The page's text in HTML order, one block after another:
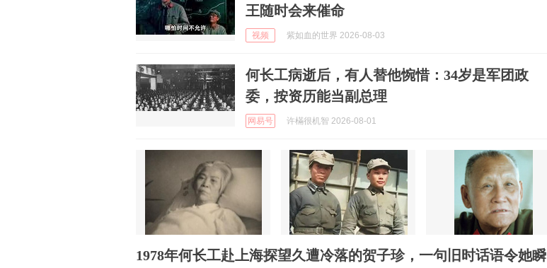
王随时会来催命
视频 紫如血的世界 2026-08-03
何长工病逝后，有人替他惋惜：34岁是军团政
委，按资历能当副总理
网易号 许樠很机智 2026-08-01
1978年何长工赴上海探望久遭冷落的贺子珍，一句旧时话语令她瞬